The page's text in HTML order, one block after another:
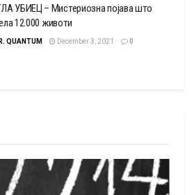
УБИЕЦ – Мистериозна појава што
12.000 животи
QUANTUM December 3, 2021 0